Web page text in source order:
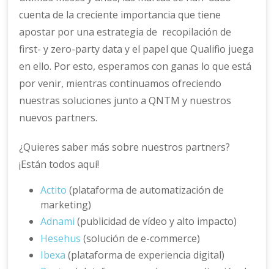
cuenta de la creciente importancia que tiene
apostar por una estrategia de recopilación de
first- y zero-party data y el papel que Qualifio juega
en ello. Por esto, esperamos con ganas lo que está
por venir, mientras continuamos ofreciendo
nuestras soluciones junto a QNTM y nuestros
nuevos partners.
¿Quieres saber más sobre nuestros partners?
¡Están todos aquí!
Actito (plataforma de automatización de
marketing)
Adnami (publicidad de vídeo y alto impacto)
Hesehus (solución de e-commerce)
Ibexa (plataforma de experiencia digital)